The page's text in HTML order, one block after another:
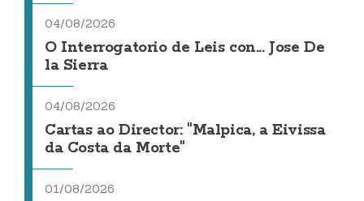
04/08/2026
O Interrogatorio de Leis con... Jose De
la Sierra
04/08/2026
Cartas ao Director: "Malpica, a Eivissa
da Costa da Morte"
01/08/2026